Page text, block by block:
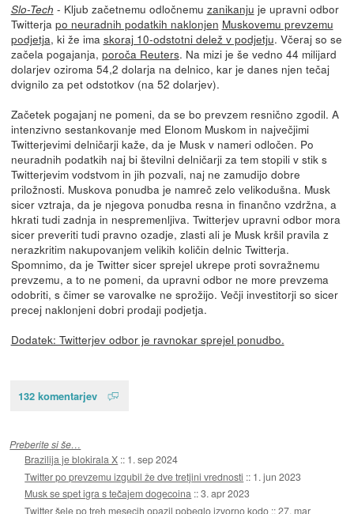
Slo-Tech - Kljub začetnemu odločnemu zanikanju je upravni odbor
Twitterja po neuradnih podatkih naklonjen Muskovemu prevzemu
podjetja, ki že ima skoraj 10-odstotni delež v podjetju. Včeraj so se
začela pogajanja, poroča Reuters. Na mizi je še vedno 44 milijard
dolarjev oziroma 54,2 dolarja na delnico, kar je danes njen tečaj
dvignilo za pet odstotkov (na 52 dolarjev).
Začetek pogajanj ne pomeni, da se bo prevzem resnično zgodil. A
intenzivno sestankovanje med Elonom Muskom in največjimi
Twitterjevimi delničarji kaže, da je Musk v nameri odločen. Po
neuradnih podatkih naj bi številni delničarji za tem stopili v stik s
Twitterjevim vodstvom in jih pozvali, naj ne zamudijo dobre
priložnosti. Muskova ponudba je namreč zelo velikodušna. Musk
sicer vztraja, da je njegova ponudba resna in finančno vzdržna, a
hkrati tudi zadnja in nespremenljiva. Twitterjev upravni odbor mora
sicer preveriti tudi pravno ozadje, zlasti ali je Musk kršil pravila z
nerazkritim nakupovanjem velikih količin delnic Twitterja.
Spomnimo, da je Twitter sicer sprejel ukrepe proti sovražnemu
prevzemu, a to ne pomeni, da upravni odbor ne more prevzema
odobriti, s čimer se varovalke ne sprožijo. Večji investitorji so sicer
precej naklonjeni dobri prodaji podjetja.
Dodatek: Twitterjev odbor je ravnokar sprejel ponudbo.
132 komentarjev
Preberite si še…
Brazilija je blokirala X :: 1. sep 2024
Twitter po prevzemu izgubil že dve tretjini vrednosti :: 1. jun 2023
Musk se spet igra s tečajem dogecoina ::3. apr 2023
Twitter šele po treh mesecih opazil pobeglo izvorno kodo ::27. mar